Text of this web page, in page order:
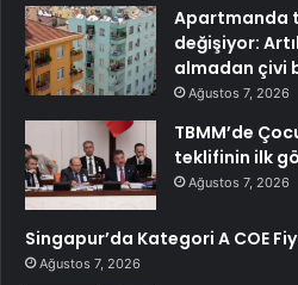
Apartmanda
değişiyor:
almadan çivi
Ağustos 7, 2026
TBMM’de
teklifinin ilk
Ağustos 7, 2026
Singapur’da Kategori A COE
Ağustos 7, 2026